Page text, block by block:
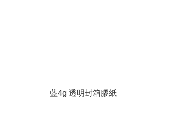
藍4g 透明封箱膠紙